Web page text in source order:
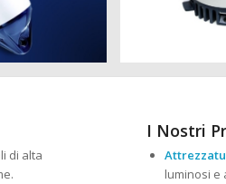
di alta
I Nostri
luminosi e